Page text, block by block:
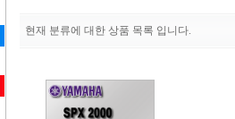
현재 분류에 대한 상품 목록 입니다.